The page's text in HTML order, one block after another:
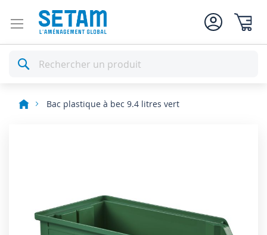
Rechercher
Bac plastique à bec 9.4 litres vert
gallery